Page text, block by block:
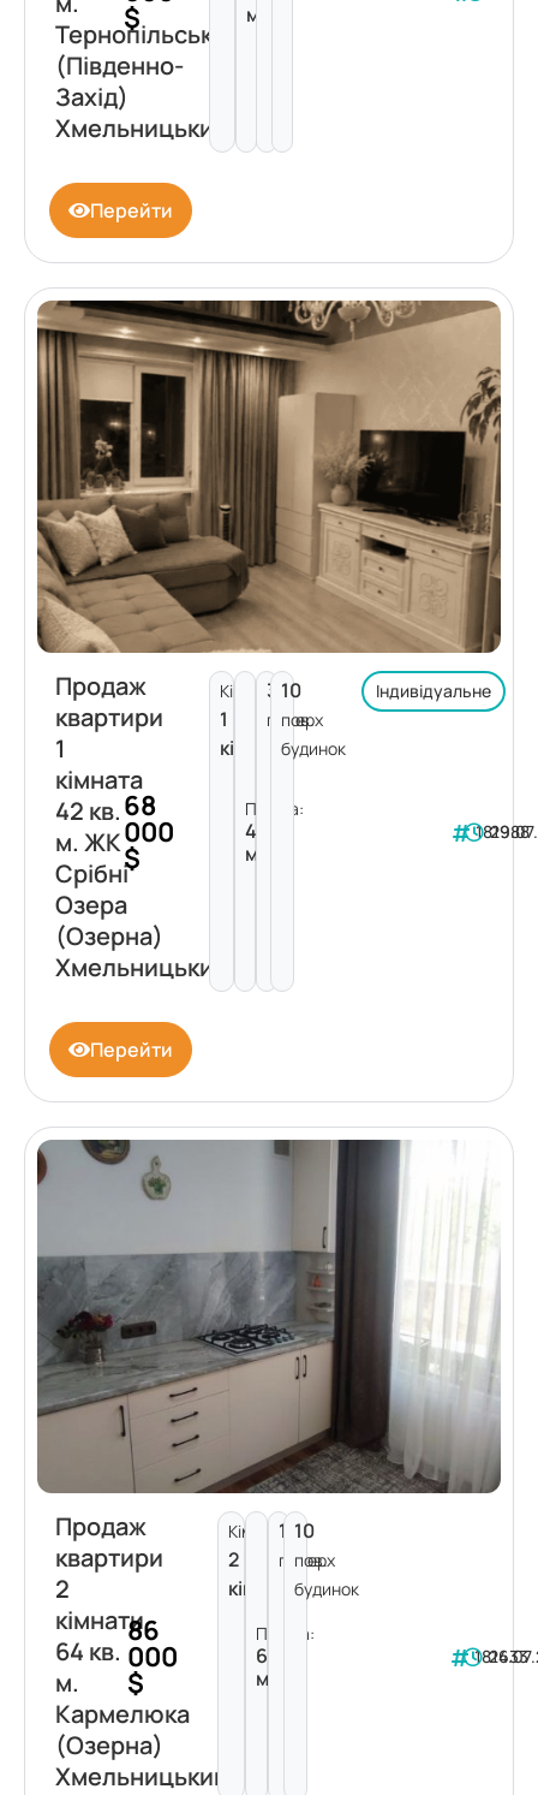
Тернопільська
(Південно-
Захід)
Хмельницький
$
м²
Перейти
Продаж
квартири
1
кімната
42 кв.
м. ЖК
Срібні
Озера
(Озерна)
Хмельницький
68
000
$
Кімнат:
1
кімната
Площа:
42
м²
3
поверх
10
пов.
будинок
Індивідуальне
181988
Перейти
Продаж
квартири
2
кімнати
64 кв.
м.
Кармелюка
(Озерна)
Хмельницький
86
000
$
Кімнат:
2
кімнати
Площа:
64
м²
1
поверх
10
пов.
будинок
181633